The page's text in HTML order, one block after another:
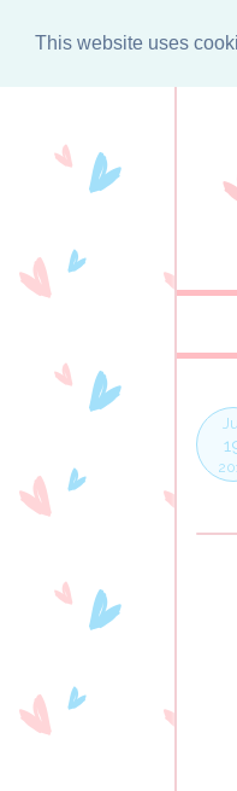
This website uses